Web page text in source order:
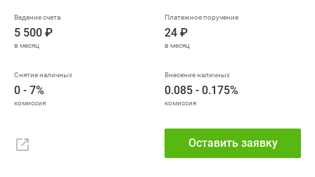
5 500 ₽ 24 ₽
0 - 7% 0.085 - 0.175%
Оставить заявку